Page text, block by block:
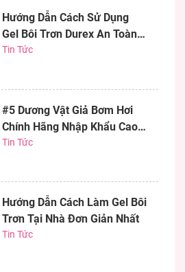
Hướng Dẫn Cách Sử Dụng
Gel Bôi Trơn Durex An Toàn
Hiệu Quả
Tin Tức
#5 Dương Vật Giả Bơm Hơi
Chính Hãng Nhập Khẩu Cao
Cấp
Tin Tức
Hướng Dẫn Cách Làm Gel Bôi
Trơn Tại Nhà Đơn Giản Nhất
Tin Tức